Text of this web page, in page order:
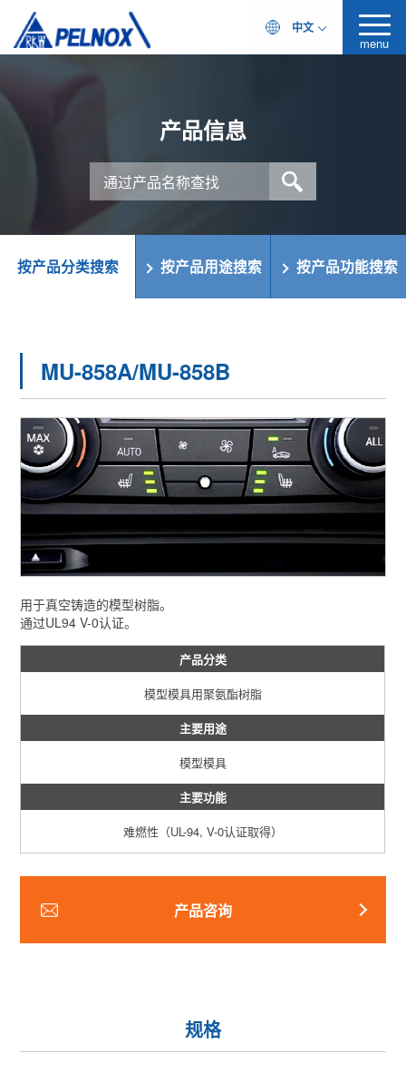
中文
menu
产品信息
按产品分类搜索 按产品用途搜索 按产品功能搜索
MU-858A/MU-858B
用于真空铸造的模型树脂。
通过UL94 V-0认证。
产品分类
模型模具用聚氨酯树脂
主要用途
模型模具
主要功能
难燃性（UL-94, V-0认证取得）
产品咨询
规格